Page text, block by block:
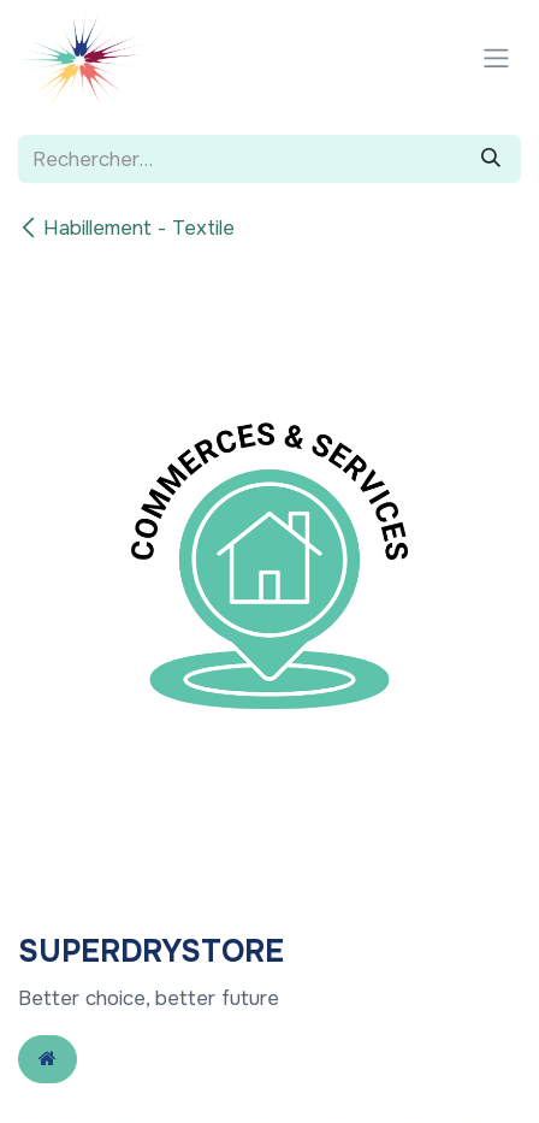
Habillement - Textile
SUPERDRYSTORE
Better choice, better future